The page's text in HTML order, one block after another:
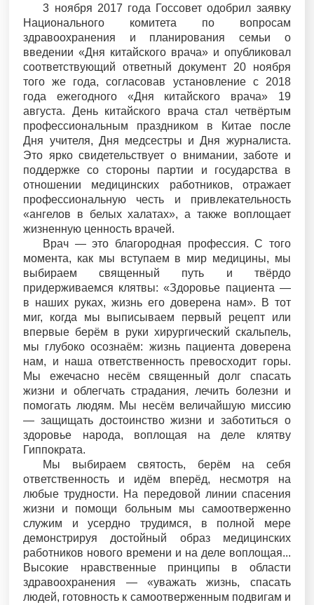
3 ноября 2017 года Госсовет одобрил заявку
Национального комитета по вопросам
здравоохранения и планирования семьи о
введении «Дня китайского врача» и опубликовал
соответствующий ответный документ 20 ноября
того же года, согласовав установление с 2018
года ежегодного «Дня китайского врача» 19
августа. День китайского врача стал четвёртым
профессиональным праздником в Китае после
Дня учителя, Дня медсестры и Дня журналиста.
Это ярко свидетельствует о внимании, заботе и
поддержке со стороны партии и государства в
отношении медицинских работников, отражает
профессиональную честь и привлекательность
«ангелов в белых халатах», а также воплощает
жизненную ценность врачей.
Врач — это благородная профессия. С того
момента, как мы вступаем в мир медицины, мы
выбираем священный путь и твёрдо
придерживаемся клятвы: «Здоровье пациента —
в наших руках, жизнь его доверена нам». В тот
миг, когда мы выписываем первый рецепт или
впервые берём в руки хирургический скальпель,
мы глубоко осознаём: жизнь пациента доверена
нам, и наша ответственность превосходит горы.
Мы ежечасно несём священный долг спасать
жизни и облегчать страдания, лечить болезни и
помогать людям. Мы несём величайшую миссию
— защищать достоинство жизни и заботиться о
здоровье народа, воплощая на деле клятву
Гиппократа.
Мы выбираем святость, берём на себя
ответственность и идём вперёд, несмотря на
любые трудности. На передовой линии спасения
жизни и помощи больным мы самоотверженно
служим и усердно трудимся, в полной мере
демонстрируя достойный образ медицинских
работников нового времени и на деле воплощая...
Высокие нравственные принципы в области
здравоохранения — «уважать жизнь, спасать
людей, готовность к самоотверженным подвигам и